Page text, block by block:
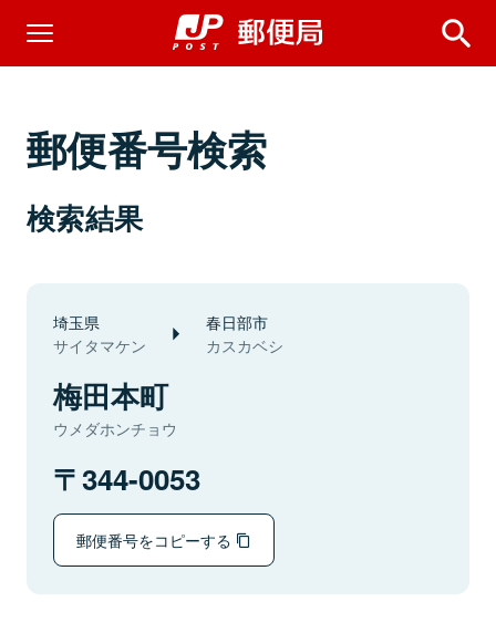
郵便番号検索
検索結果
埼玉県
サイタマケン
春日部市
カスカベシ
梅田本町
ウメダホンチョウ
344-0053
郵便番号をコピーする